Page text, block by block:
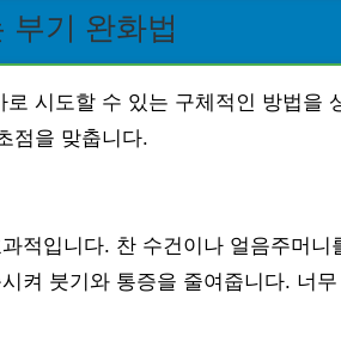
부기 완화법
시도할 수 있는 구체적인 방법을
점을 맞춥니다.
적입니다. 찬 수건이나 얼음주머니
켜 붓기와 통증을 줄여줍니다. 너